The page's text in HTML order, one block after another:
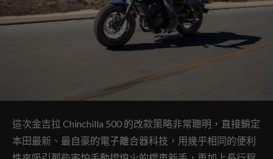
這次金吉拉 Chinchilla 500 的改款策略非常聰明，直接鎖定
本田最新、最自豪的電子離合器科技，用幾乎相同的便利